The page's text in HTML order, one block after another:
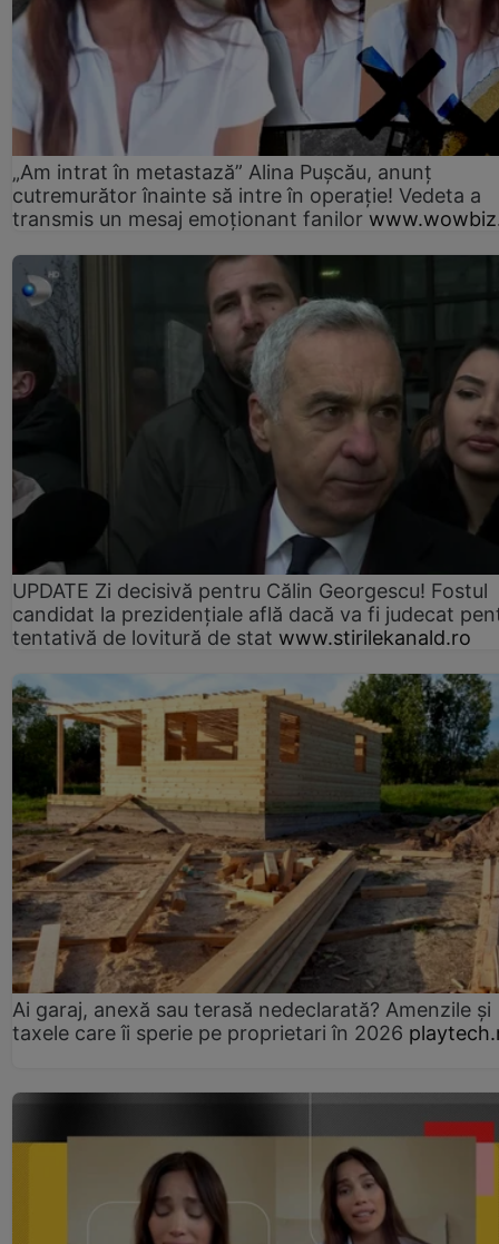
„Am intrat în metastază” Alina Pușcău, anunț
cutremurător înainte să intre în operație! Vedeta a
transmis un mesaj emoționant fanilor
UPDATE Zi decisivă pentru Călin Georgescu! Fostul
candidat la prezidențiale află dacă va fi judecat
tentativă de lovitură de stat www.stirilekanald.ro
Ai garaj, anexă sau terasă nedeclarată? Amenzile și
taxele care îi sperie pe proprietari în 2026